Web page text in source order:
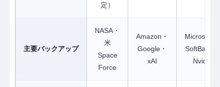
定）
主要バックアップ
NASA・
米
Space
Force
Amazon・
Google・
xAI
Microsoft・
SoftBank・
Nvidia